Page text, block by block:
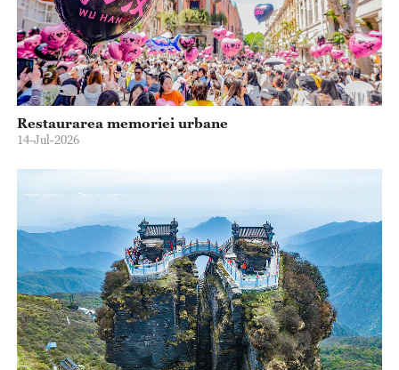
Restaurarea memoriei urbane
14-Jul-2026